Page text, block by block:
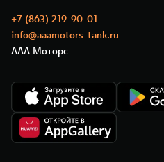
+7 (863) 219-90-01
info@aaamotors-tank.ru
ААА Моторс